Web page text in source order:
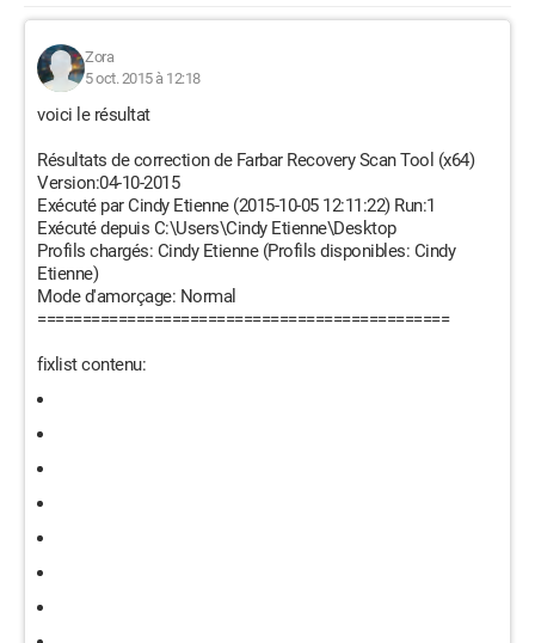
Zora
5 oct. 2015 à 12:18
voici le résultat
Résultats de correction de Farbar Recovery Scan Tool (x64)
Version:04-10-2015
Exécuté par Cindy Etienne (2015-10-05 12:11:22) Run:1
Exécuté depuis C:\Users\Cindy Etienne\Desktop
Profils chargés: Cindy Etienne (Profils disponibles: Cindy
Etienne)
Mode d'amorçage: Normal
==============================================
fixlist contenu: